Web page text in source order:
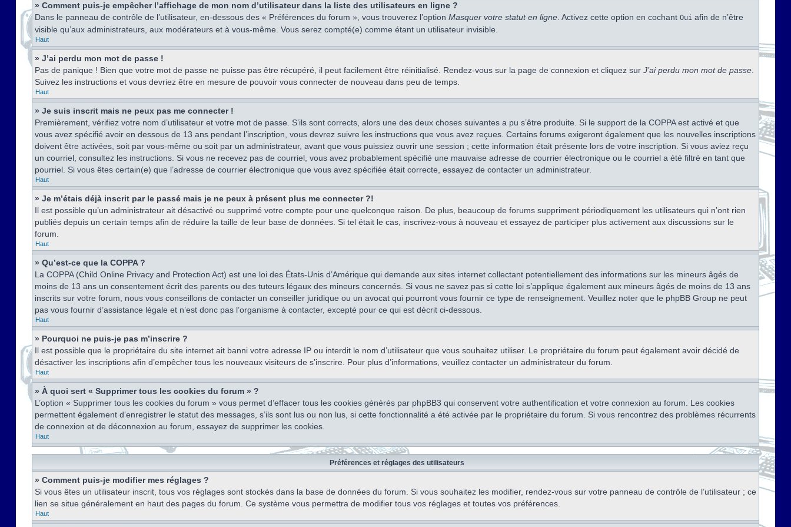
» Comment puis-je empêcher l’affichage de mon nom d’utilisateur dans la liste des utilisateurs en ligne ?
Dans le panneau de contrôle de l’utilisateur, en-dessous des « Préférences du forum », vous trouverez l’option Masquer votre statut en ligne . Activez cette option en cochant Oui afin de n’être
visible qu’aux administrateurs, aux modérateurs et à vous-même. Vous serez compté(e) comme étant un utilisateur invisible.
Haut
» J’ai perdu mon mot de passe !
Pas de panique ! Bien que votre mot de passe ne puisse pas être récupéré, il peut facilement être réinitialisé. Rendez-vous sur la page de connexion et cliquez sur J’ai perdu mon mot de passe
Suivez les instructions et vous devriez être en mesure de pouvoir vous connecter de nouveau dans peu de temps.
Haut
» Je suis inscrit mais ne peux pas me connecter !
Premièrement, vérifiez votre nom d’utilisateur et votre mot de passe. S’ils sont corrects, alors une des deux choses suivantes a pu s’être produite. Si le support de la COPPA est activé et que
vous avez spécifié avoir en dessous de 13 ans pendant l’inscription, vous devrez suivre les instructions que vous avez reçues. Certains forums exigeront également que les nouvelles inscriptions
doivent être activées, soit par vous-même ou soit par un administrateur, avant que vous puissiez ouvrir une session ; cette information était présente lors de votre inscription. Si vous aviez reçu
un courriel, consultez les instructions. Si vous ne recevez pas de courriel, vous avez probablement spécifié une mauvaise adresse de courrier électronique ou le courriel a été filtré en tant que
pourriel. Si vous êtes certain(e) que l’adresse de courrier électronique que vous avez spécifiée était correcte, essayez de contacter un administrateur.
Haut
» Je m’étais déjà inscrit par le passé mais je ne peux à présent plus me connecter ?!
Il est possible qu’un administrateur ait désactivé ou supprimé votre compte pour une quelconque raison. De plus, beaucoup de forums suppriment périodiquement les utilisateurs qui n’ont rien
publiés depuis un certain temps afin de réduire la taille de leur base de données. Si tel était le cas, inscrivez-vous à nouveau et essayez de participer plus activement aux discussions sur le
forum.
Haut
» Qu’est-ce que la COPPA ?
La COPPA (Child Online Privacy and Protection Act) est une loi des États-Unis d’Amérique qui demande aux sites internet collectant potentiellement des informations sur les mineurs âgés de
moins de 13 ans un consentement écrit des parents ou des tuteurs légaux des mineurs concernés. Si vous ne savez pas si cette loi s’applique également aux mineurs âgés de moins de 13 ans
inscrits sur votre forum, nous vous conseillons de contacter un conseiller juridique ou un avocat qui pourront vous fournir ce type de renseignement. Veuillez noter que le phpBB Group ne peut
pas vous fournir d’assistance légale et n’est donc pas l’organisme à contacter, excepté pour ce qui est décrit ci-dessous.
Haut
» Pourquoi ne puis-je pas m’inscrire ?
Il est possible que le propriétaire du site internet ait banni votre adresse IP ou interdit le nom d’utilisateur que vous souhaitez utiliser. Le propriétaire du forum peut également avoir décidé de
désactiver les inscriptions afin d’empêcher tous les nouveaux visiteurs de s’inscrire. Pour plus d’informations, veuillez contacter un administrateur du forum.
Haut
» À quoi sert « Supprimer tous les cookies du forum » ?
L’option « Supprimer tous les cookies du forum » vous permet d’effacer tous les cookies générés par phpBB3 qui conservent votre authentification et votre connexion au forum. Les cookies
permettent également d’enregistrer le statut des messages, s’ils sont lus ou non lus, si cette fonctionnalité a été activée par le propriétaire du forum. Si vous rencontrez des problèmes récurrents
de connexion et de déconnexion au forum, essayez de supprimer les cookies.
Haut
Préférences et réglages des utilisateurs
» Comment puis-je modifier mes réglages ?
Si vous êtes un utilisateur inscrit, tous vos réglages sont stockés dans la base de données du forum. Si vous souhaitez les modifier, rendez-vous sur votre panneau de contrôle de l’utilisateur ; ce
lien se situe généralement en haut des pages du forum. Ce système vous permettra de modifier tous vos réglages et toutes vos préférences.
Haut